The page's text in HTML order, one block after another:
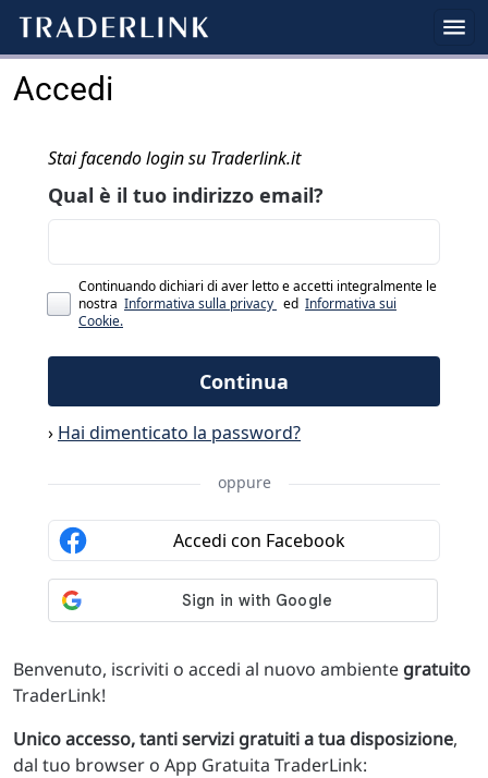
Accedi
Benvenuto, iscriviti o accedi al nuovo ambiente gratuito
TraderLink!
Unico accesso, tanti servizi gratuiti a tua disposizione,
dal tuo browser o App Gratuita TraderLink: